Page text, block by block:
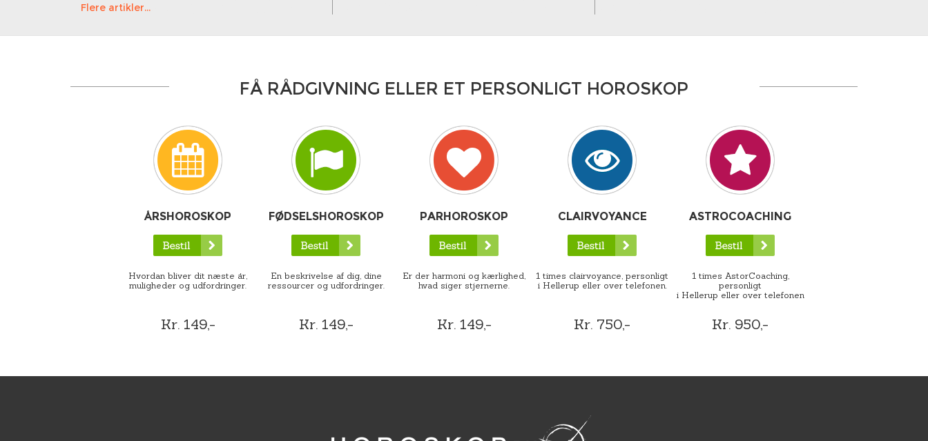
Flere artikler...
FÅ RÅDGIVNING ELLER ET PERSONLIGT HOROSKOP
ÅRSHOROSKOP
Hvordan bliver dit næste år,
muligheder og udfordringer.
Kr. 149,-
FØDSELSHOROSKOP
En beskrivelse af dig, dine
ressourcer og udfordringer.
Kr. 149,-
PARHOROSKOP
Er der harmoni og kærlighed,
hvad siger stjernerne.
Kr. 149,-
CLAIRVOYANCE
1 times clairvoyance, personligt
i Hellerup eller over telefonen.
Kr. 750,-
ASTROCOACHING
1 times AstorCoaching,
personligt
i Hellerup eller over telefonen
Kr. 950,-